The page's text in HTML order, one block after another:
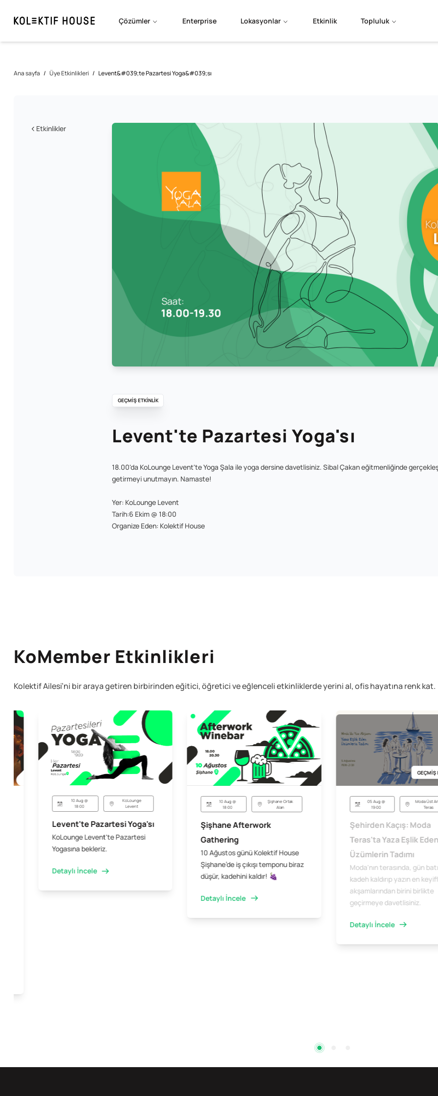
Çözümler Enterprise Lokasyonlar Etkinlik Topluluk
Ana sayfa / Üye Etkinlikleri / Levent&#039;te Pazartesi Yoga&#039;sı
Etkinlikler
GEÇMİŞ ETKİNLİK
Levent'te Pazartesi Yoga'sı
18.00'da KoLounge Levent'te Yoga Şala ile yoga dersine davetlisiniz. Sibal Çakan eğitmenliğinde
getirmeyi unutmayın. Namaste!
Yer: KoLounge Levent
Tarih:6 Ekim @ 18:00
Organize Eden: Kolektif House
KoMember Etkinlikleri
Kolektif Ailesi’ni bir araya getiren birbirinden eğitici, öğretici ve eğlencelietkinliklerde yerini al, ofis hayatına renk kat.
10 Aug @
18:00
KoLounge
Levent
Levent'te Pazartesi Yoga'sı
KoLounge Levent'te Pazartesi
Yogasına bekleriz.
Detaylı İncele
10 Aug @
18:00
Şişhane Ortak
Alan
Şişhane Afterwork
Gathering
10 Ağustos günü Kolektif House
Şişhane’de iş çıkışı temponu biraz
düşür, kadehini kaldır! 🍇
Detaylı İncele
GEÇMİŞ
05 Aug @
19:00
Moda Üst
Teras
Şehirden Kaçış: Moda
Teras'ta Yaza Eşlik Eden
Üzümlerin Tadımı
Moda'nın terasında, gün
kadeh kaldırıp yazın en
akşamlarından birini birlikte
geçirmeye davetlisiniz.
Detaylı İncele